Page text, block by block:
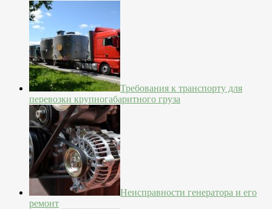
Требования к транспорту для
перевозки крупногабаритного груза
Неисправности генератора и его
ремонт